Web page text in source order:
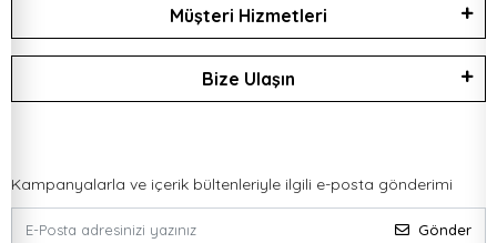
Müşteri Hizmetleri
Bize Ulaşın
Kampanyalarla ve içerik bültenleriyle ilgili e-posta gönderimi
Gönder